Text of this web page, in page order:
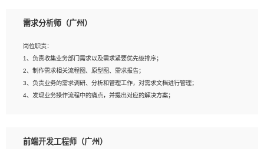
1、全日制本科计算机相关专业毕业，3年以上相关工作经验；
3、熟练使用脚本语言，shell/python任一种，熟练使用Ansible
4、熟悉linux常见服务、中间件的基本原理、部署以及故障处理，如：Mysql、
Apache、Nginx、Zabbix、Kafka等
5、熟悉主流虚拟化技术，如：VMware、KVM
6、具备网络方面的基础知识，熟悉常见的网络协议，如TCP/IP，转发原理，路由优
8、有良好的文档编写能力和沟通能力，有RHCE证书优先
需求分析师（广州）
岗位职责：
1、负责收集业务部门需求以及需求紧要优先级排序；
2、制作需求相关流程图、原型图、需求报告；
3、负责业务的需求调研、分析和管理工作，对需求文档进行管理；
4、发现业务操作流程中的痛点，并提出对应的解决方案；
岗位要求：
前端开发工程师（广州）